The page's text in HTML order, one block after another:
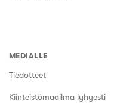
MEDIALLE
Tiedotteet
Kiinteistömaailma lyhyesti